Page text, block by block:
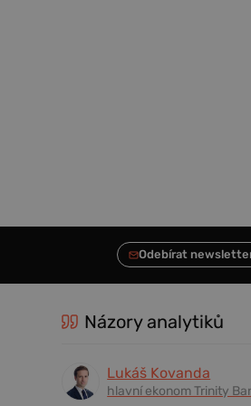
Názory analytiků
Lukáš Kovanda
hlavní ekonom Trinity